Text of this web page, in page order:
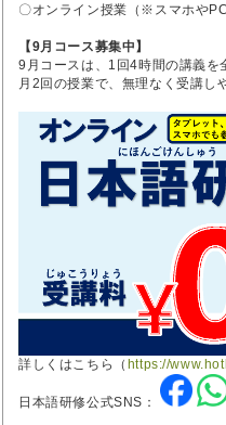
〇オンライン授業（※スマホや
【9月コース募集中】
9月コースは、1回4時間の講義を
月2回の授業で、無理なく受講し
詳しくはこちら（ https://
日本語研修公式SNS：